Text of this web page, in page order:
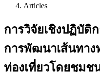
Articles
การวิจัยเชิงปฏิบัติ
การพัฒนาเส้นทาง
ท่องเที่ยวโดยชุมช